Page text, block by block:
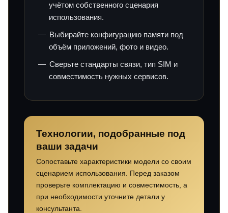
учётом собственного сценария
использования.
Выбирайте конфигурацию памяти под
объём приложений, фото и видео.
Сверьте стандарты связи, тип SIM и
совместимость нужных сервисов.
Технологии, подобранные под
ваши задачи
Сопоставьте характеристики модели со своим
сценарием использования. Перед заказом
проверьте комплектацию и совместимость, а
при необходимости уточните детали у
консультанта.